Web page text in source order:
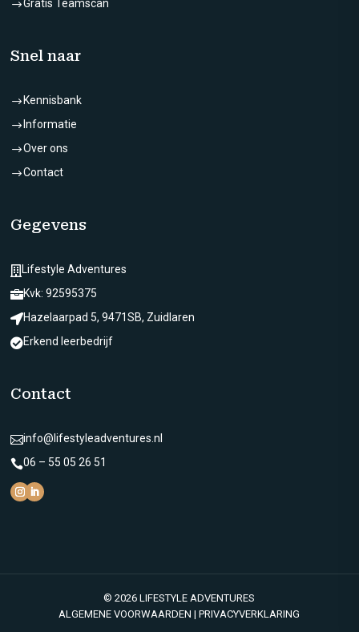
$Gratis Teamscan
Snel naar
$Kennisbank
$Informatie
$Over ons
$Contact
Gegevens
Lifestyle Adventures
Kvk: 92595375
Hazelaarpad 5, 9471SB, Zuidlaren
Erkend leerbedrijf
Contact
info@lifestyleadventures.nl
06 – 55 05 26 51
© 2026 LIFESTYLE ADVENTURES
ALGEMENE VOORWAARDEN |PRIVACYVERKLARING